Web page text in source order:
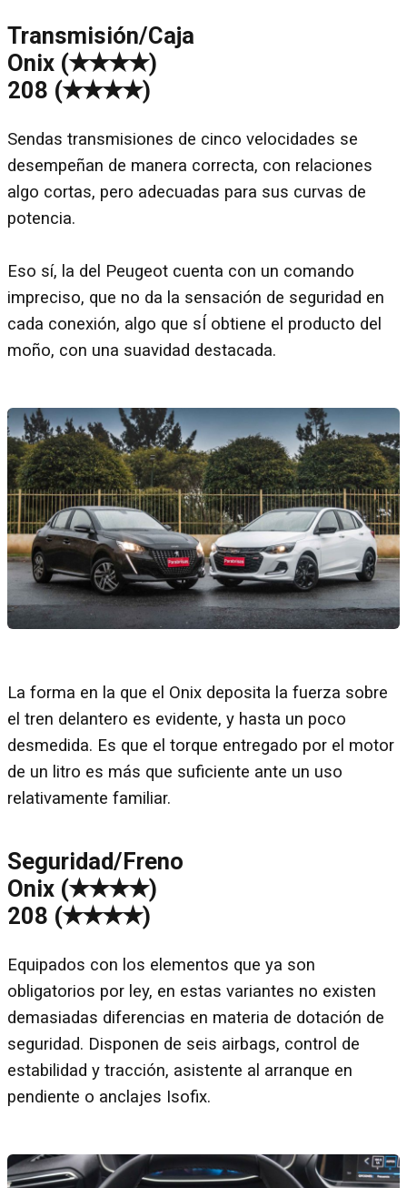
Transmisión/Caja
Onix (✭✭✭✭)
208 (✭✭✭✭)
Sendas transmisiones de cinco velocidades se
desempeñan de manera correcta, con relaciones
algo cortas, pero adecuadas para sus curvas de
potencia.
Eso sí, la del Peugeot cuenta con un comando
impreciso, que no da la sensación de seguridad en
cada conexión, algo que sÍ obtiene el producto del
moño, con una suavidad destacada.
La forma en la que el Onix deposita la fuerza sobre
el tren delantero es evidente, y hasta un poco
desmedida. Es que el torque entregado por el motor
de un litro es más que suficiente ante un uso
relativamente familiar.
Seguridad/Freno
Onix (✭✭✭✭)
208 (✭✭✭✭)
Equipados con los elementos que ya son
obligatorios por ley, en estas variantes no existen
demasiadas diferencias en materia de dotación de
seguridad. Disponen de seis airbags, control de
estabilidad y tracción, asistente al arranque en
pendiente o anclajes Isofix.